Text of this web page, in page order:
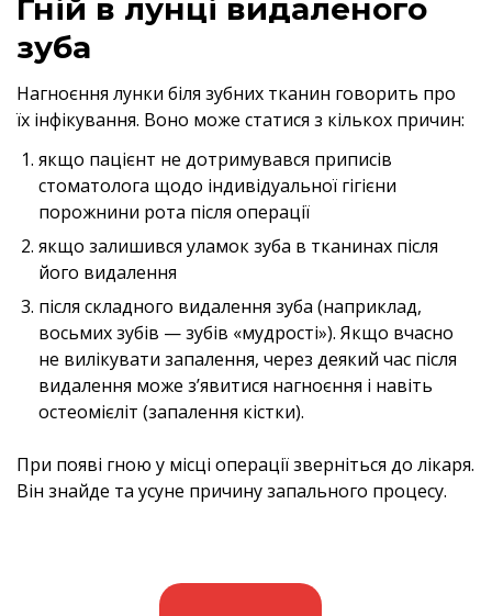
Гній в лунці видаленого
зуба
Нагноєння лунки біля зубних тканин говорить про
їх інфікування. Воно може статися з кількох причин:
якщо пацієнт не дотримувався приписів
стоматолога щодо індивідуальної гігієни
порожнини рота після операції
якщо залишився уламок зуба в тканинах після
його видалення
після складного видалення зуба (наприклад,
восьмих зубів — зубів «мудрості»). Якщо вчасно
не вилікувати запалення, через деякий час після
видалення може з’явитися нагноєння і навіть
остеомієліт (запалення кістки).
При появі гною у місці операції зверніться до лікаря.
Він знайде та усуне причину запального процесу.